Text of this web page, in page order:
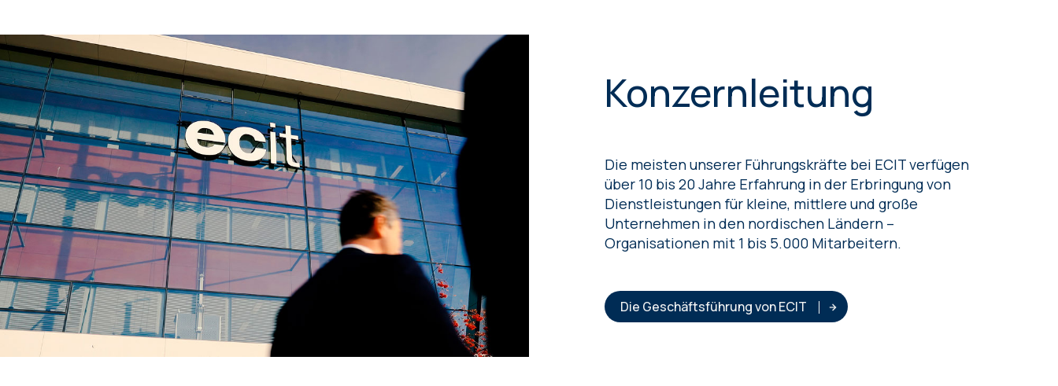
Konzernleitung
Die meisten unserer Führungskräfte bei ECIT verfügen
über 10 bis 20 Jahre Erfahrung in der Erbringung von
Dienstleistungen für kleine, mittlere und große
Unternehmen in den nordischen Ländern –
Organisationen mit 1 bis 5.000 Mitarbeitern.
Die Geschäftsführung von ECIT